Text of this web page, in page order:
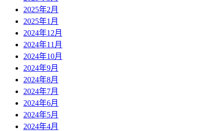
2025年2月
2025年1月
2024年12月
2024年11月
2024年10月
2024年9月
2024年8月
2024年7月
2024年6月
2024年5月
2024年4月